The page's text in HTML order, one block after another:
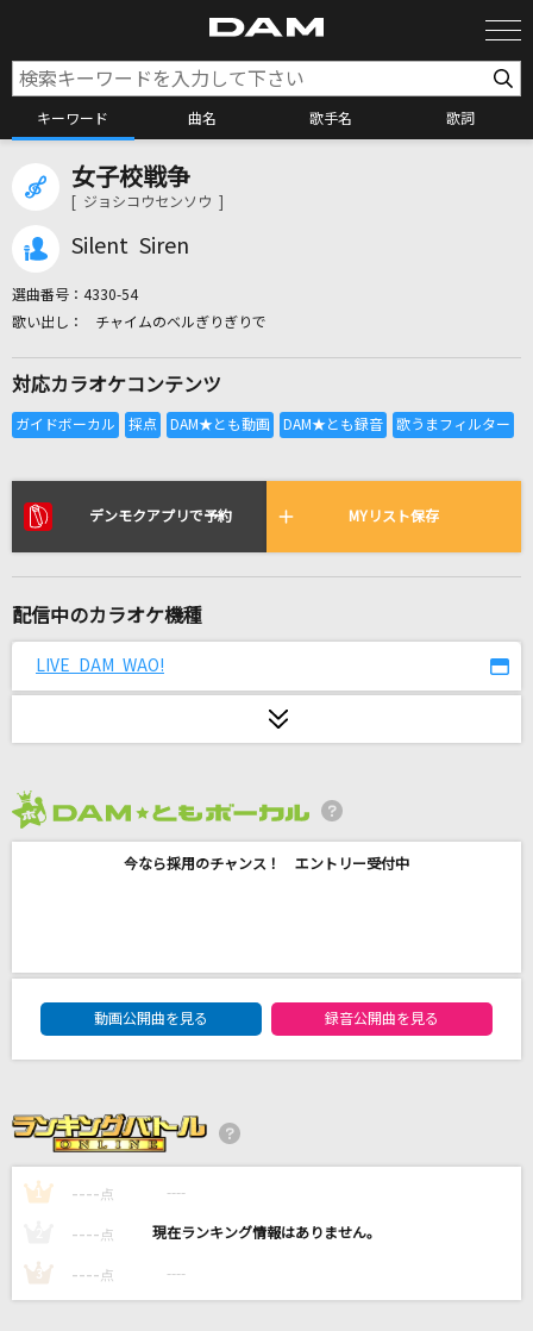
キーワード 曲名 歌手名 歌詞
全国りれき
CVLTE
Superfly
[生音]明日晴れるかな
桑田佳祐
優里
ガラスを割れ!
欅坂46
ライラック
Mrs. GREEN APPLE
女子校戦争
[ ジョシコウセンソウ ]
Silent Siren
選曲番号： 4330-54
チャイムのベルぎりぎりで
対応カラオケコンテンツ
デンモクアプリで予約 MYリスト保存
配信中のカラオケ機種
LIVE DAM WAO!
今なら採用のチャンス！ エントリー受付中
DAM★ともボーカルエントリーランキング
動画公開曲を見る
録音公開曲を見る
1 ---- 点 ----
---- 点 ----
3 ---- 点 ----